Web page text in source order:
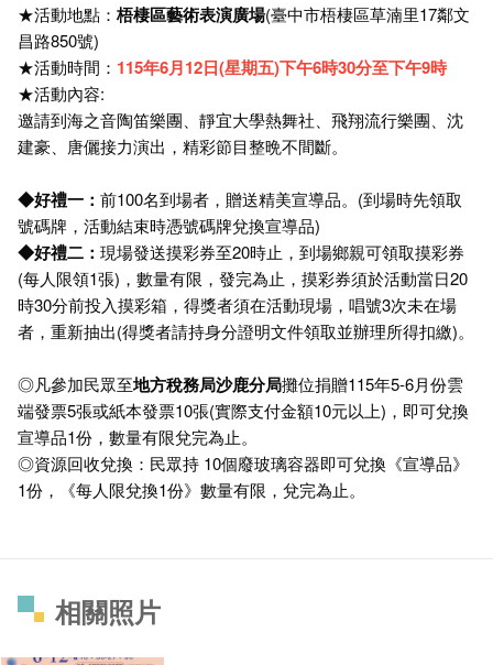
★活動地點： 梧棲區藝術表演廣場(臺中市梧棲區草湳里17鄰文
昌路850號)
★活動時間： 115年6月12日(星期五)下午6時30分至下午9時
★活動內容:
邀請到海之音陶笛樂團、靜宜大學熱舞社、飛翔流行樂團、沈
建豪、唐儷接力演出，精彩節目整晩不間斷。
◆好禮一： 前100名到場者，贈送精美宣導品。(到場時先領取
號碼牌，活動結束時憑號碼牌兌換宣導品)
◆好禮二： 現場發送摸彩券至20時止，到場鄉親可領取摸彩券
(每人限領1張)，數量有限，發完為止，摸彩券須於活動當日20
時30分前投入摸彩箱，得獎者須在活動現場，唱號3次未在場
者，重新抽出(得獎者請持身分證明文件領取並辦理所得扣繳)。
◎凡參加民眾至地方稅務局沙鹿分局攤位捐贈115年5-6月份雲
端發票5張或紙本發票10張(實際支付金額10元以上)，即可兌換
宣導品1份，數量有限兌完為止。
◎資源回收兌換：民眾持 10個廢玻璃容器即可兌換《宣導品》
1份，《每人限兌換1份》數量有限，兌完為止。
相關照片